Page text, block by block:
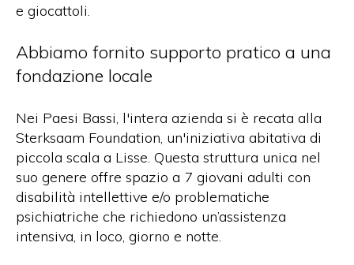
e giocattoli.
Abbiamo fornito supporto pratico a una
fondazione locale
Nei Paesi Bassi, l'intera azienda si è recata alla
Sterksaam Foundation, un'iniziativa abitativa di
piccola scala a Lisse. Questa struttura unica nel
suo genere offre spazio a 7 giovani adulti con
disabilità intellettive e/o problematiche
psichiatriche che richiedono un’assistenza
intensiva, in loco, giorno e notte.